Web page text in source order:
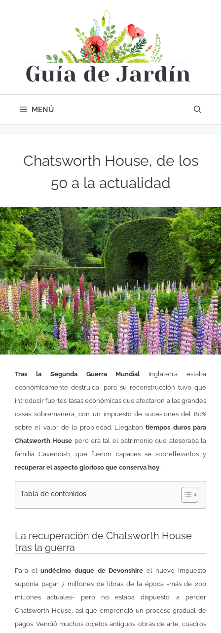
MENÚ
Chatsworth House, de los
50 a la actualidad
Tras la Segunda Guerra Mundial Inglaterra estaba
económicamente destruida, para su reconstrucción tuvo que
introducir fuertes tasas económicas que afectaron a las grandes
casas sobremanera, con un impuesto de sucesiones del 80%
sobre el valor de la propiedad. Llegabantiempos duros para
Chatsworth House pero era tal el patrimonio que atesoraba la
familia Cavendish, que fueron capaces se sobrellevarlos y
recuperar el aspecto glorioso que conserva hoy.
Tabla de contenidos
La recuperación de Chatsworth House
tras la guerra
Para elundécimo duque de Devonshire el nuevo impuesto
suponía pagar 7 millones de libras de la época -más de 200
millones actuales- pero no estaba dispuesto a perder
Chatsworth House, así que emprendió un proceso gradual de
pagos. Vendió muchos objetos antiguos, obras de arte, cuadros